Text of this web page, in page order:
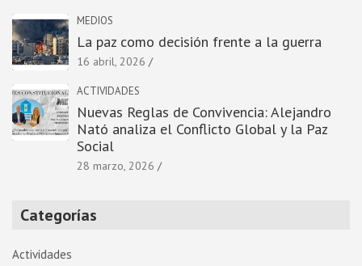
MEDIOS
La paz como decisión frente a la guerra
16 abril, 2026
ACTIVIDADES
Nuevas Reglas de Convivencia: Alejandro
Nató analiza el Conflicto Global y la Paz
Social
28 marzo, 2026
Categorías
Actividades